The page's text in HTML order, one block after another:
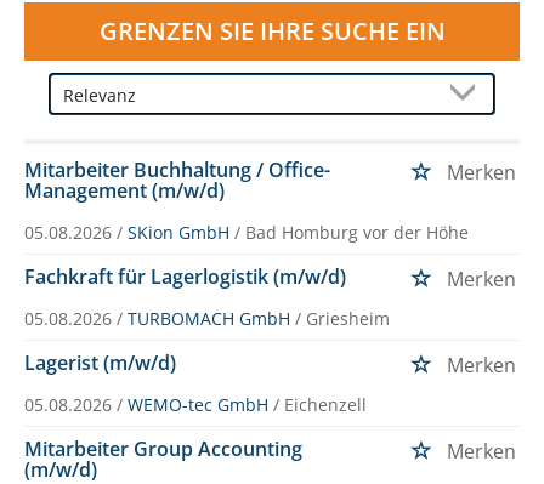
GRENZEN SIE IHRE SUCHE EIN
Mitarbeiter Buchhaltung / Office-
Management (m/w/d)
Merken
05.08.2026 / SKion GmbH / Bad Homburg vor der Höhe
Fachkraft für Lagerlogistik (m/w/d) Merken
05.08.2026 / TURBOMACH GmbH / Griesheim
Lagerist (m/w/d) Merken
05.08.2026 / WEMO-tec GmbH / Eichenzell
Mitarbeiter Group Accounting
(m/w/d)
Merken